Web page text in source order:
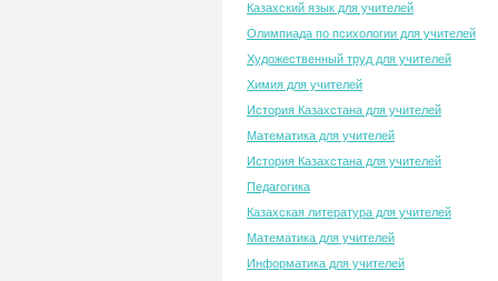
Казахский язык для учителей
Олимпиада по психологии для учителей
Художественный труд для учителей
Химия для учителей
История Казахстана для учителей
Математика для учителей
История Казахстана для учителей
Педагогика
Казахская литература для учителей
Математика для учителей
Информатика для учителей